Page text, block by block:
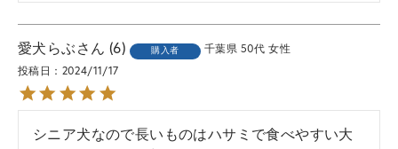
愛犬らぶ 6 購入者 千葉県 50代 女性
投稿日 2024/11/17
シニア犬なので長いものはハサミで食べやすい大